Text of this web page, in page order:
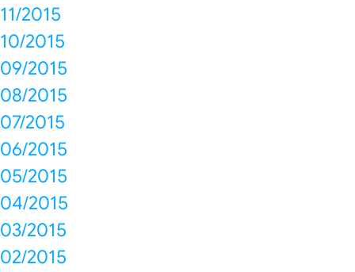
11/2015
10/2015
09/2015
08/2015
07/2015
06/2015
05/2015
04/2015
03/2015
02/2015